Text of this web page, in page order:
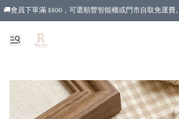
🚚會員下單滿 $800，可選順豐智能櫃或門市自取免運費。